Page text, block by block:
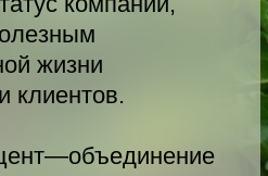
компании.